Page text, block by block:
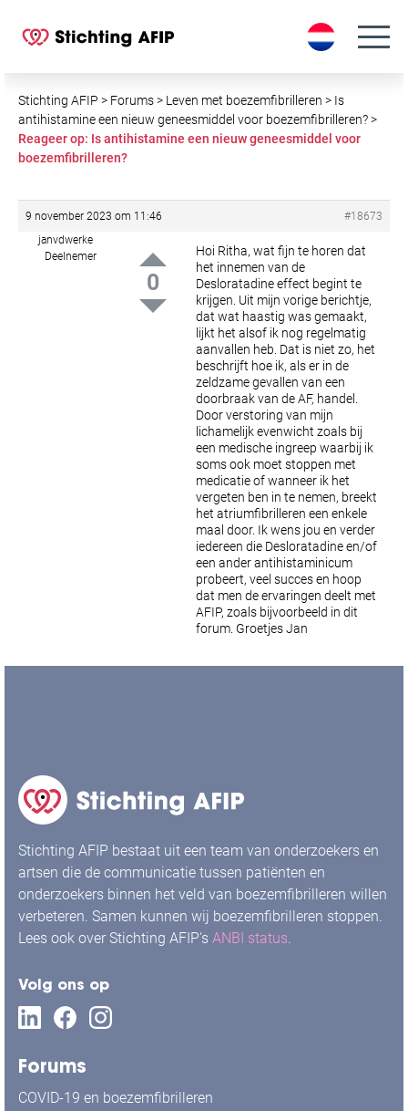
Stichting AFIP > Forums> Leven met boezemfibrilleren > Is
antihistamine een nieuw geneesmiddel voor boezemfibrilleren?>
Reageer op: Is antihistamine een nieuw geneesmiddel voor
boezemfibrilleren?
9 november 2023 om 11:46
#18673
janvdwerke
Deelnemer
0
Hoi Ritha, wat fijn te horen dat
het innemen van de
Desloratadine effect begint te
krijgen. Uit mijn vorige berichtje,
dat wat haastig was gemaakt,
lijkt het alsof ik nog regelmatig
aanvallen heb. Dat is niet zo, het
beschrijft hoe ik, als er in de
zeldzame gevallen van een
doorbraak van de AF, handel.
Door verstoring van mijn
lichamelijk evenwicht zoals bij
een medische ingreep waarbij ik
soms ook moet stoppen met
medicatie of wanneer ik het
vergeten ben in te nemen, breekt
het atriumfibrilleren een enkele
maal door. Ik wens jou en verder
iedereen die Desloratadine en/of
een ander antihistaminicum
probeert, veel succes en hoop
dat men de ervaringen deelt met
AFIP, zoals bijvoorbeeld in dit
forum. Groetjes Jan
Stichting AFIP bestaat uit een team van onderzoekers en
artsen die de communicatie tussen patiënten en
onderzoekers binnen het veld van boezemfibrilleren willen
verbeteren. Samen kunnen wij boezemfibrilleren stoppen.
Lees ook over Stichting AFIP's ANBI status.
Volg ons op
Forums
COVID-19 en boezemfibrilleren